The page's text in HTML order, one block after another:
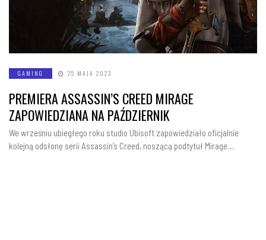
GAMING 25 MAJA 2023
PREMIERA ASSASSIN’S CREED MIRAGE
ZAPOWIEDZIANA NA PAŹDZIERNIK
We wrześniu ubiegłego roku studio Ubisoft zapowiedziało oficjalnie
kolejną odsłonę serii Assassin’s Creed, noszącą podtytuł Mirage….